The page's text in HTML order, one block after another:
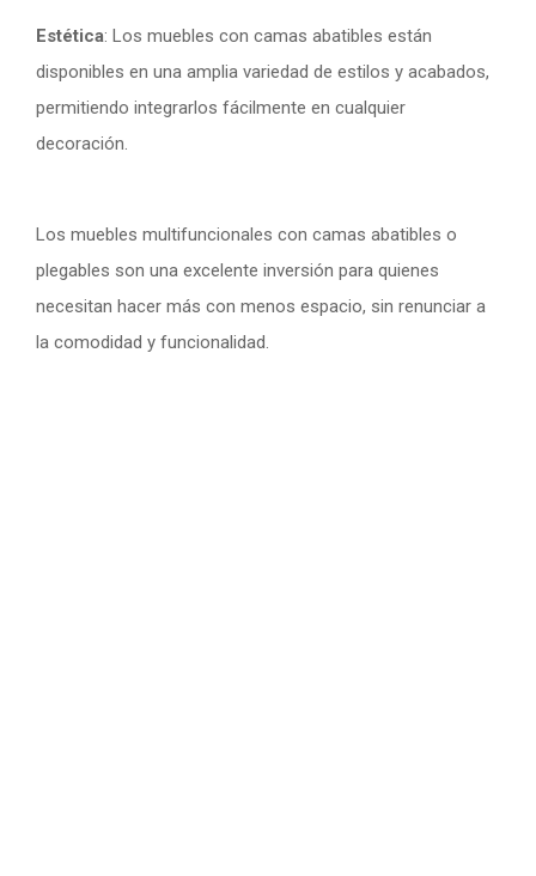
Estética: Los muebles con camas abatibles están
disponibles en una amplia variedad de estilos y acabados,
permitiendo integrarlos fácilmente en cualquier
decoración.
Los muebles multifuncionales con camas abatibles o
plegables son una excelente inversión para quienes
necesitan hacer más con menos espacio, sin renunciar a
la comodidad y funcionalidad.